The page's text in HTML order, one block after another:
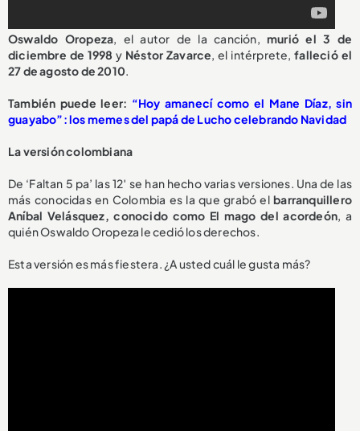
Oswaldo Oropeza , el autor de la canción,
murió el 3 de
diciembre de 1998 y Néstor Zavarce , el intérprete,falleció el
27 de agosto de 2010
También puede leer: “Hoy amanecí como el Mane Díaz, sin
guayabo”: los memes del papá de Lucho celebrando Navidad
La versión colombiana
De ‘Faltan 5 pa’ las 12′ se han hecho varias versiones. Una de las
más conocidas en Colombia es la que grabó elbarranquillero
Aníbal Velásquez, conocido como El mago del acordeón , a
quién Oswaldo Oropeza le cedió los derechos.
Esta versión es más fiestera. ¿A usted cuál le gusta más?